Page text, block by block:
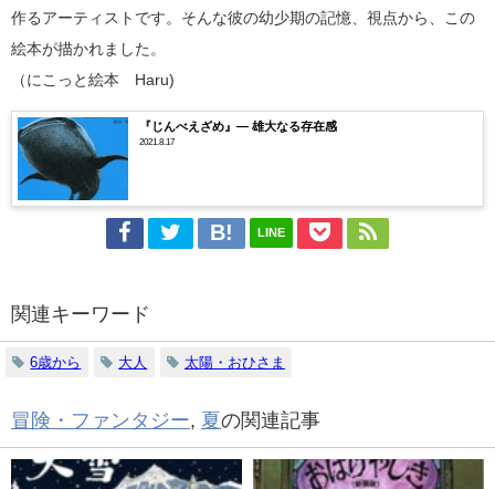
作るアーティストです。そんな彼の幼少期の記憶、視点から、この
絵本が描かれました。
（にこっと絵本 Haru)
『じんべえざめ』― 雄大なる存在感
2021.8.17
LINE
関連キーワード
6歳から 大人 太陽・おひさま
冒険・ファンタジー, 夏の関連記事